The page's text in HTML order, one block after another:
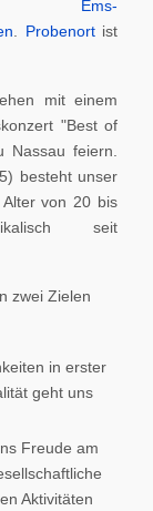
Ems-
Probenortist
mit einem
"Best of
Nassau feiern.
besteht unser
von 20 bis
seit
zwei Zielen
in erster
geht uns
Freude am
Aktivitäten